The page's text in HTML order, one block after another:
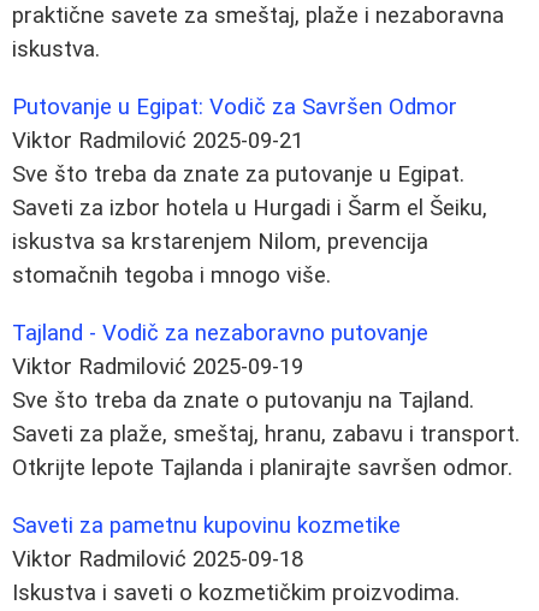
praktične savete za smeštaj, plaže i nezaboravna
iskustva.
Putovanje u Egipat: Vodič za Savršen Odmor
Viktor Radmilović 2025-09-21
Sve što treba da znate za putovanje u Egipat.
Saveti za izbor hotela u Hurgadi i Šarm el Šeiku,
iskustva sa krstarenjem Nilom, prevencija
stomačnih tegoba i mnogo više.
Tajland - Vodič za nezaboravno putovanje
Viktor Radmilović 2025-09-19
Sve što treba da znate o putovanju na Tajland.
Saveti za plaže, smeštaj, hranu, zabavu i transport.
Otkrijte lepote Tajlanda i planirajte savršen odmor.
Saveti za pametnu kupovinu kozmetike
Viktor Radmilović 2025-09-18
Iskustva i saveti o kozmetičkim proizvodima.